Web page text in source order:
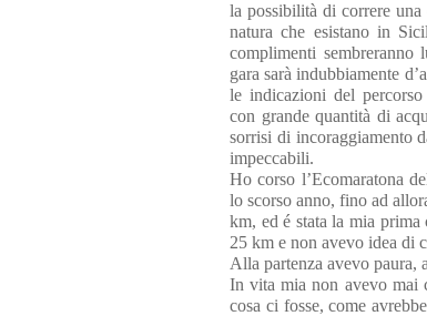
la possibilità di correre
natura che esistano in
complimenti
gara sarà indubbiamente
le indicazioni del
con grande quantità di
sorrisi di incoraggiamento
impeccabili.
Ho corso l’Ecomaratona
lo scorso anno, fino ad
km, ed é stata la mia
25 km e non avevo idea di
Alla partenza avevo paura,
In vita mia non avevo mai
cosa ci fosse, come